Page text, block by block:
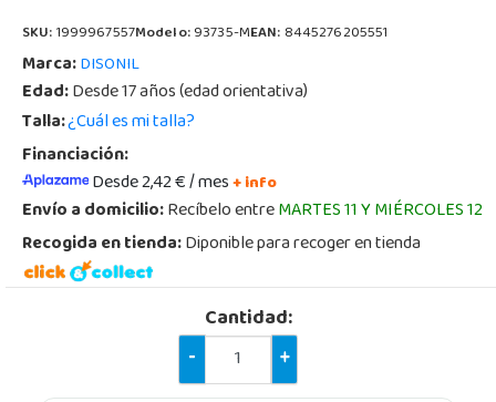
SKU:1999967557Modelo:93735-MEAN:8445276205551
Marca:DISONIL
Edad:Desde 17 años (edad orientativa)
Talla:¿Cuál es mi talla?
Financiación:
Desde 2,42 € / mes+ info
Envío a domicilio:Recíbelo entreMARTES 11 Y MIÉRCOLES 12
Recogida en tienda:Diponible para recoger en tienda
Cantidad:
-
+